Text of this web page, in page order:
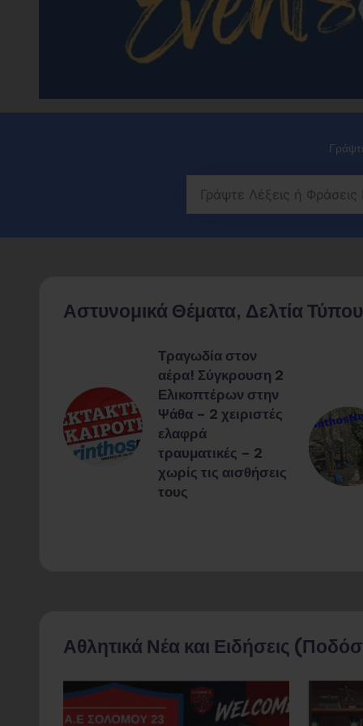
Αστυνομικά Θέματα, Δελτία
Τραγωδία στον
αέρα! Σύγκρουση 2
Ελικοπτέρων στην
Ψάθα – 2 χειριστές
ελαφρά
τραυματικές – 2
χωρίς τις αισθήσεις
τους
Αθλητικά Νέα και Ειδήσεις